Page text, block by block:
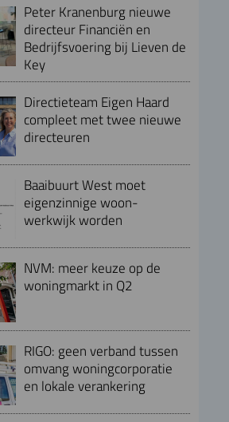
Peter Kranenburg nieuwe
directeur Financiën en
Bedrijfsvoering bij Lieven de
Key
Directieteam Eigen Haard
compleet met twee nieuwe
directeuren
Baaibuurt West moet
eigenzinnige woon-
werkwijk worden
NVM: meer keuze op de
woningmarkt in Q2
RIGO: geen verband tussen
omvang woningcorporatie
en lokale verankering